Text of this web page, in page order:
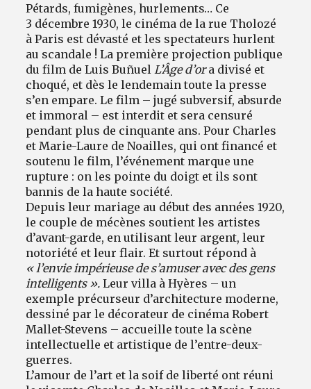
Pétards, fumigènes, hurlements… Ce
3 décembre 1930, le cinéma de la rue Tholozé
à Paris est dévasté et les spectateurs hurlent
au scandale ! La première projection publique
du film de Luis Buñuel L’Âge d’ora divisé et
choqué, et dès le lendemain toute la presse
s’en empare. Le film – jugé subversif, absurde
et immoral – est interdit et sera censuré
pendant plus de cinquante ans. Pour Charles
et Marie-Laure de Noailles, qui ont financé et
soutenu le film, l’événement marque une
rupture : on les pointe du doigt et ils sont
bannis de la haute société.
Depuis leur mariage au début des années 1920,
le couple de mécènes soutient les artistes
d’avant-garde, en utilisant leur argent, leur
notoriété et leur flair. Et surtout répond à
« l’envie impérieuse de s’amuser avec des gens
intelligents ». Leur villa à Hyères – un
exemple précurseur d’architecture moderne,
dessiné par le décorateur de cinéma Robert
Mallet-Stevens – accueille toute la scène
intellectuelle et artistique de l’entre-deux-
guerres.
L’amour de l’art et la soif de liberté ont réuni